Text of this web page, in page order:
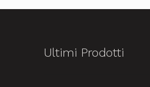
Ultimi Prodotti